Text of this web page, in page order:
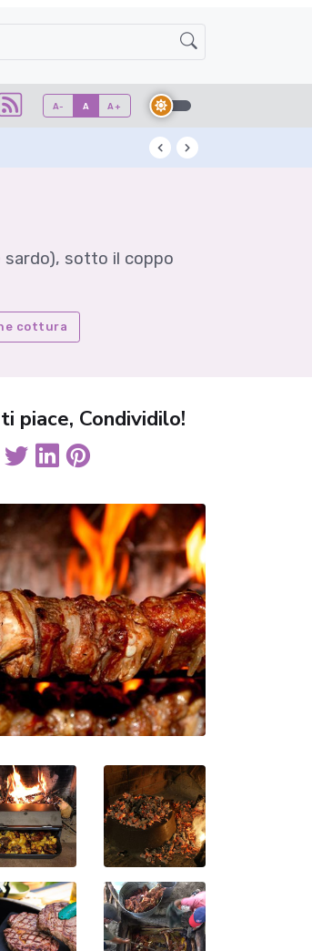
A- A A+
sotto il coppo
cottura
piace, Condividilo!